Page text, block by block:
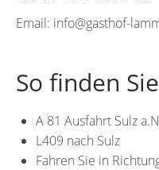
Email: info@gasthof-
So finden
A 81 Ausfahrt Sulz
L409 nach Sulz
Fahren Sie in